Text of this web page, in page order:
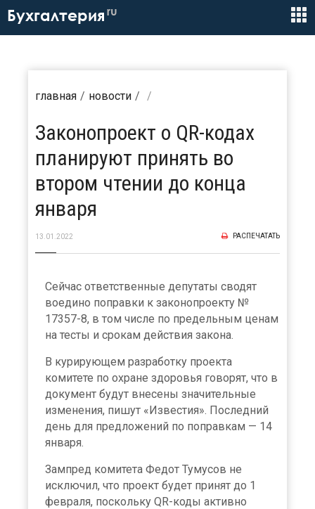
Бухгалтерия ru
главная новости
Законопроект о QR-кодах
планируют принять во
втором чтении до конца
января
13.01.2022 РАСПЕЧАТАТЬ
Сейчас ответственные депутаты сводят
воедино поправки к законопроекту №
17357-8, в том числе по предельным ценам
на тесты и срокам действия закона.
В курирующем разработку проекта
комитете по охране здоровья говорят, что в
документ будут внесены значительные
изменения, пишут «Известия». Последний
день для предложений по поправкам — 14
января.
Зампред комитета Федот Тумусов не
исключил, что проект будет принят до 1
февраля, поскольку QR-коды активно